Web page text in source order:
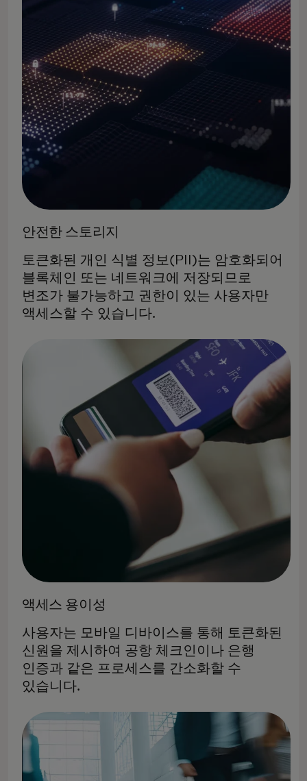
안전한 스토리지
토큰화된 개인 식별 정보(PII)는 암호화되어
블록체인 또는 네트워크에 저장되므로
변조가 불가능하고 권한이 있는 사용자만
액세스할 수 있습니다.
액세스 용이성
사용자는 모바일 디바이스를 통해 토큰화된
신원을 제시하여 공항 체크인이나 은행
인증과 같은 프로세스를 간소화할 수
있습니다.